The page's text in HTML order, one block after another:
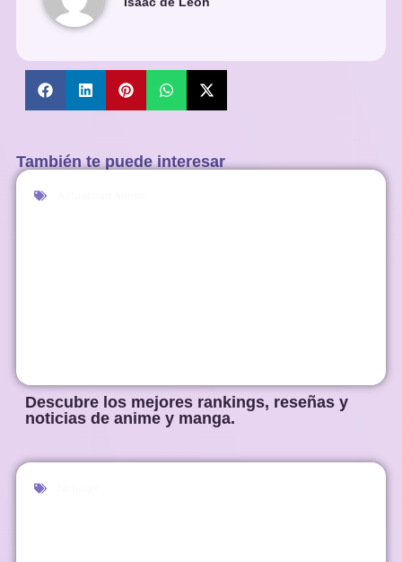
También te puede interesar
Descubre los mejores rankings, reseñas y
noticias de anime y manga.